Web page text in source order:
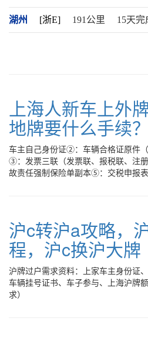
湖州 [浙E] 191公里 15天完
上海人新车上外
地牌要什么手续？
车主自己身份证②：车辆合格证原件
③：发票三联（发票联、报税联、注
故责任强制保险单副本⑤：交税申报
沪c转沪a攻略，
程，沪c换沪大牌
沪牌过户需求资料：上家车主身份证
车辆挂号证书、车子参与、上海沪牌
求）